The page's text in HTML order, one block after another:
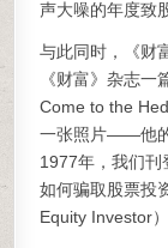
声大噪的年度致
与此同时，《财
《财富》杂志
Come to the
一张照片——他
1977年，我们
如何骗取股票投
Equity Investor）